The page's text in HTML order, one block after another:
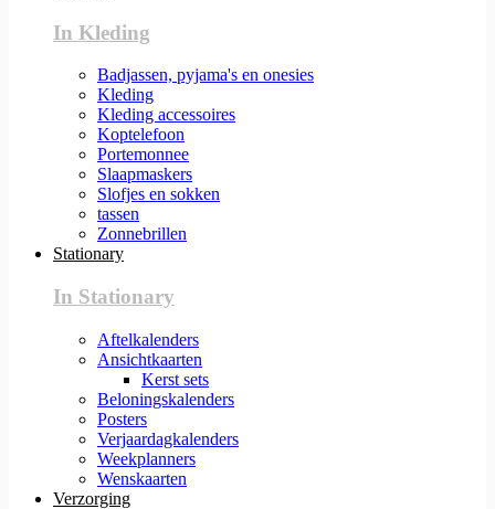
In Kleding
Badjassen, pyjama's en onesies
Kleding
Kleding accessoires
Koptelefoon
Portemonnee
Slaapmaskers
Slofjes en sokken
tassen
Zonnebrillen
Stationary
In Stationary
Aftelkalenders
Ansichtkaarten
Kerst sets
Beloningskalenders
Posters
Verjaardagkalenders
Weekplanners
Wenskaarten
Verzorging